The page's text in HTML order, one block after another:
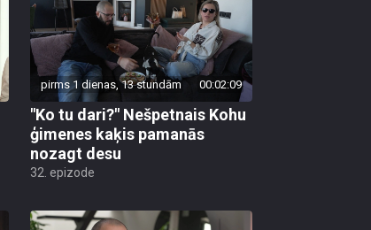
pirms 1 dienas, 13 stundām 00:02:09
"Ko tu dari?" Nešpetnais Kohu
ģimenes kaķis pamanās
nozagt desu
32. epizode